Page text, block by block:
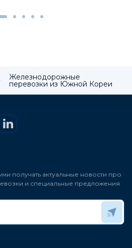
Железнодорожные
перевозки из Южной Кореи
получать актуальные новости про
и специальные предложения